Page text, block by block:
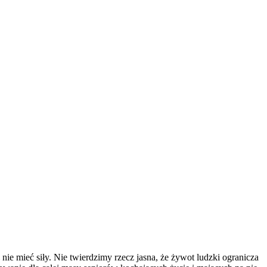
mieć siły. Nie twierdzimy rzecz jasna, że żywot ludzki ogranicza